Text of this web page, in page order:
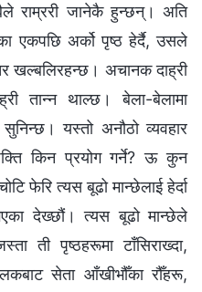
राम्ररी जानेकै हुन्छन्। अति
एकपछि अर्को पृष्ठ हेर्दै, उसले
खल्बलिरहन्छ। अचानक दाह्री
तान्न थाल्छ। बेला-बेलामा
यस्तो अनौठो व्यवहार
किन प्रयोग गर्ने? ऊ कुन
फेरि त्यस बूढो मान्छेलाई हेर्दा
देख्छौं। त्यस बूढो मान्छेले
ती पृष्ठहरूमा टाँसिराख्दा,
सेता आँखीभौँका रौँहरू,